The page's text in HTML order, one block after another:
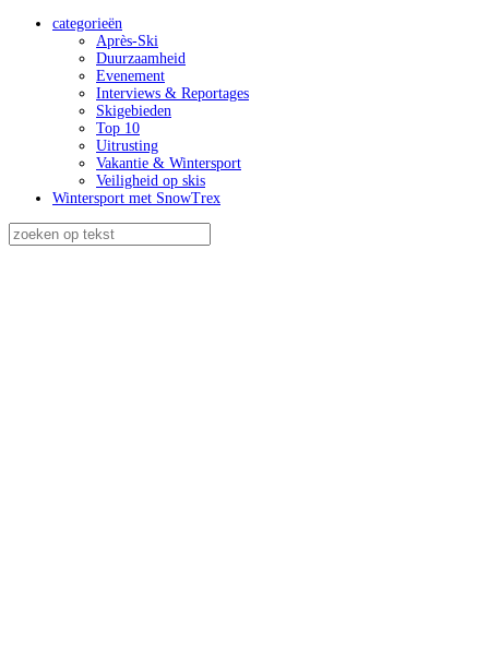
categorieën
Après-Ski
Duurzaamheid
Evenement
Interviews & Reportages
Skigebieden
Top 10
Uitrusting
Vakantie & Wintersport
Veiligheid op skis
Wintersport met SnowTrex